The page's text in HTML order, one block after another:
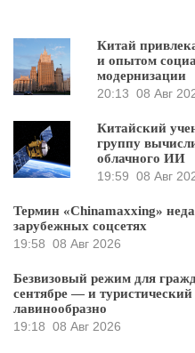
Китай
и опытом
модернизации
20:13 08 Авг
Китайский
группу
облачного ИИ
19:59 08 Авг
Термин «Chinamaxxing»
зарубежных соцсетях
19:58 08 Авг 2026
Безвизовый режим для
сентябре — и
лавинообразно
19:18 08 Авг 2026